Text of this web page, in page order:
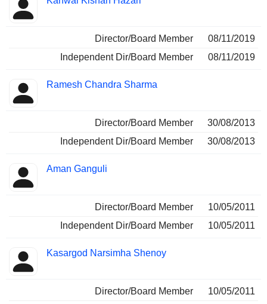
Director/Board Member
08/11/2019
Independent Dir/Board Member
08/11/2019
Ramesh Chandra Sharma
Director/Board Member
30/08/2013
Independent Dir/Board Member
30/08/2013
Aman Ganguli
Director/Board Member
10/05/2011
Independent Dir/Board Member
10/05/2011
Kasargod Narsimha Shenoy
Director/Board Member
10/05/2011